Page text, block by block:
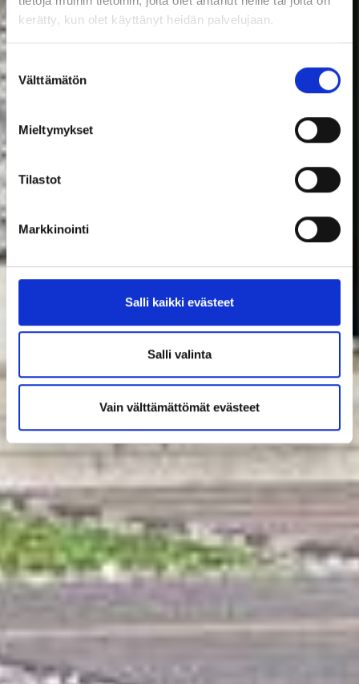
kerätty, kun olet käyttänyt heidän palvelujaan.
Suostumuksen
valinta
Välttämätön
Mieltymykset
Tilastot
Markkinointi
Salli kaikki evästeet
Salli valinta
Vain välttämättömät evästeet